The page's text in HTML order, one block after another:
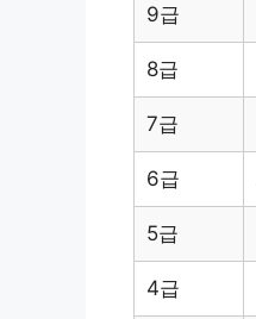
9급
8급
7급
6급
5급
4급